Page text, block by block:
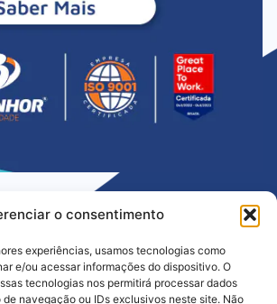
o consentimento
experiências, usamos tecnologias como
e/ou acessar informações do dispositivo. O
tecnologias nos permitirá processar dados
navegação ou IDs exclusivos neste site. Não